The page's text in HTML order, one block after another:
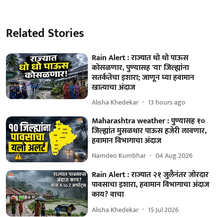
Related Stories
Rain Alert : राज्यात धो धो पाऊस
कोसळणार, पुण्यासह 'या' जिल्ह्यांना
सतर्कतेचा इशारा; जाणून घ्या हवामान
खात्याचा अंदाज
Alisha Khedekar 13 hours ago
Maharashtra weather : पुण्यासह १०
जिल्ह्यांत मुसळधार पाऊस हजेरी लावणार,
हवामान विभागाचा अंदाज
Namdeo Kumbhar 04 Aug 2026
Rain Alert : राज्यात २१ जुलैनंतर जोरदार
पावसाचा इशारा, हवामान विभागाचा अंदाज
काय? वाचा
Alisha Khedekar 15 Jul 2026